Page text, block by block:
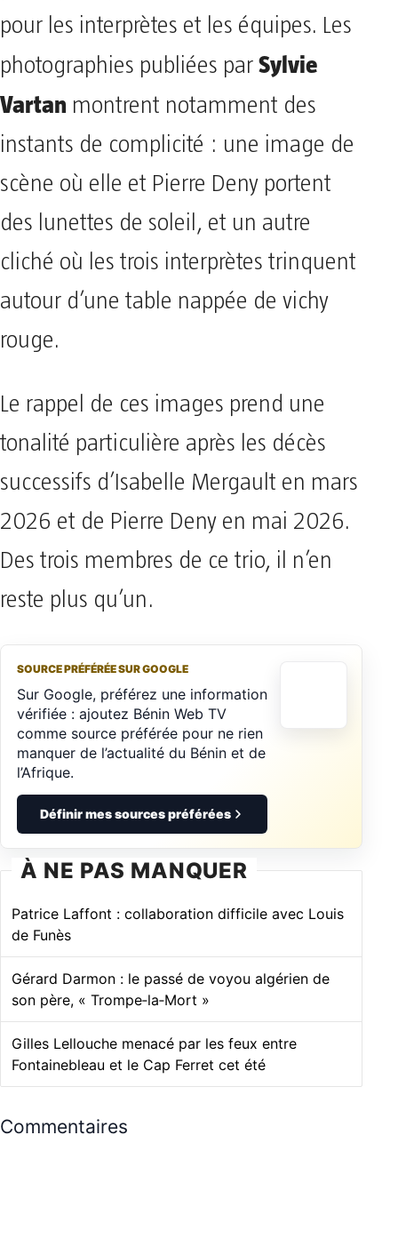
pour les interprètes et les équipes. Les
photographies publiées par Sylvie
Vartan montrent notamment des
instants de complicité : une image de
scène où elle et Pierre Deny portent
des lunettes de soleil, et un autre
cliché où les trois interprètes trinquent
autour d’une table nappée de vichy
rouge.
Le rappel de ces images prend une
tonalité particulière après les décès
successifs d’Isabelle Mergault en mars
2026 et de Pierre Deny en mai 2026.
Des trois membres de ce trio, il n’en
reste plus qu’un.
SOURCE PRÉFÉRÉE SUR GOOGLE
Sur Google, préférez une information
vérifiée : ajoutez Bénin Web TV
comme source préférée pour ne rien
manquer de l’actualité du Bénin et de
l’Afrique.
Définir mes sources préférées
À NE PAS MANQUER
Patrice Laffont : collaboration difficile avec Louis
de Funès
Gérard Darmon : le passé de voyou algérien de
son père, « Trompe‑la‑Mort »
Gilles Lellouche menacé par les feux entre
Fontainebleau et le Cap Ferret cet été
Commentaires